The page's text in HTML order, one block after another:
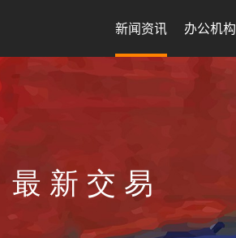
新闻资讯 办公机构
最新交易